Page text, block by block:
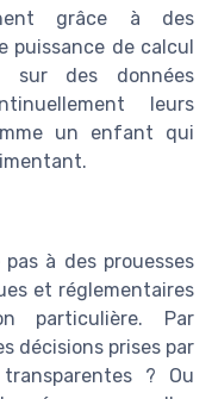
grâce à des
puissance de calcul
sur des données
leurs
un enfant qui
à des prouesses
et réglementaires
particulière. Par
décisions prises par
? Ou